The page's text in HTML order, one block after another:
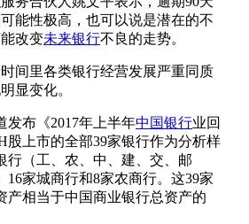
能性极高，也可以说是潜在的不
改变未来银行不良的走势。
里各类银行经营发展严重同质
显变化。
布《2017年上半年中国银行业回
股上市的全部39家银行作为分析样
行（工、农、中、建、交、邮
16家城商行和8家农商行。这39家
产相当于中国商业银行总资产的